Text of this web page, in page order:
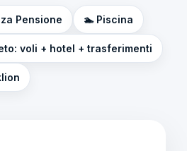
Pensione 🏊 Piscina
voli + hotel + trasferimenti